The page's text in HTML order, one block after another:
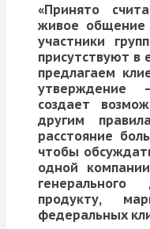
«Принято
живое общение
участники
присутствуют в
предлагаем
утверждение
создает
другим
расстояние
чтобы
одной
продукту,
федеральных